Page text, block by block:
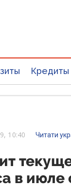
Кредиты
10:40 Читати
в июле